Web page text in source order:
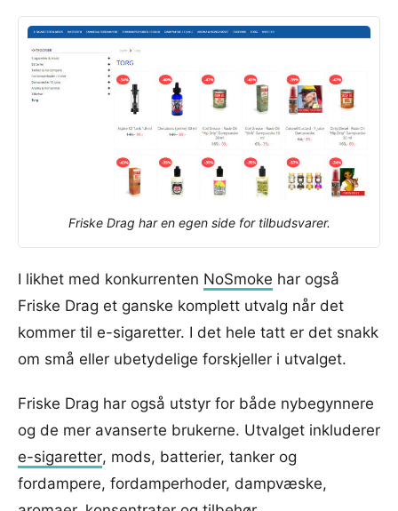
Friske Drag har en egen side for tilbudsvarer.
I likhet med konkurrenten NoSmoke har også
Friske Drag et ganske komplett utvalg når det
kommer til e-sigaretter. I det hele tatt er det snakk
om små eller ubetydelige forskjeller i utvalget.
Friske Drag har også utstyr for både nybegynnere
og de mer avanserte brukerne. Utvalget inkluderer
e-sigaretter, mods, batterier, tanker og
fordampere, fordamperhoder, dampvæske,